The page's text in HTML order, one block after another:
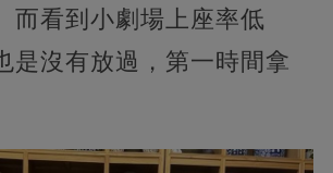
而看到小劇場上座率低
是沒有放過，第一時間拿